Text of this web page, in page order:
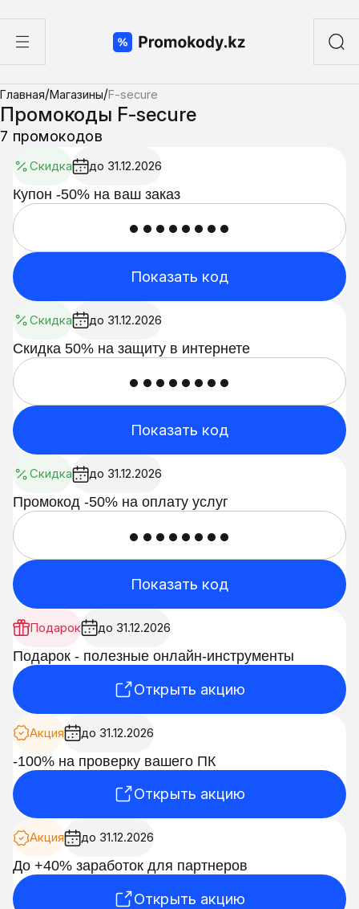
суши
Главная/Магазины/F-secure
Промокоды F-secure
7 промокодов
Скидка до 31.12.2026
Купон -50% на ваш заказ
••••••••
Показать код
Скидка до 31.12.2026
Скидка 50% на защиту в интернете
••••••••
Показать код
Скидка до 31.12.2026
Промокод -50% на оплату услуг
••••••••
Показать код
Подарок до 31.12.2026
Подарок - полезные онлайн-инструменты
Открыть акцию
Акция до 31.12.2026
-100% на проверку вашего ПК
Открыть акцию
Акция до 31.12.2026
До +40% заработок для партнеров
Открыть акцию